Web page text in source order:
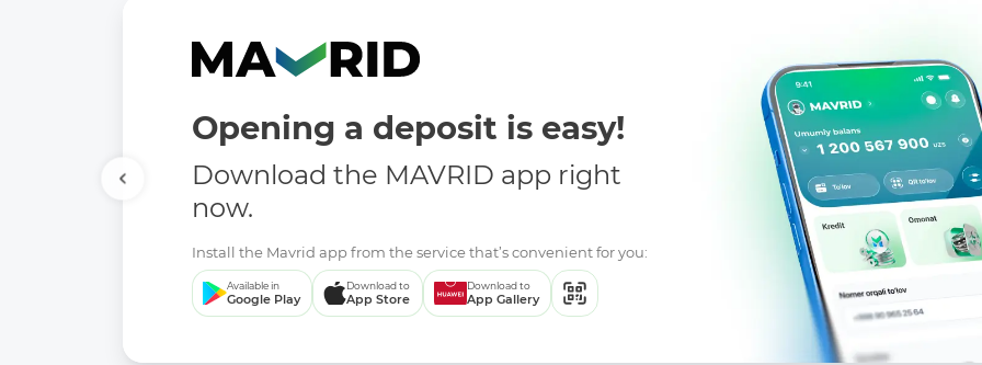
Opening a deposit is easy!
Download the MAVRID app right
now.
Install the Mavrid app from the service that’s convenient for you:
Available in
Google Play
Download to
App Store
Download to
App Gallery